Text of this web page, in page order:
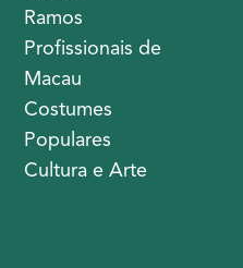
Ramos
Profissionais de
Macau
Costumes
Populares
Cultura e Arte